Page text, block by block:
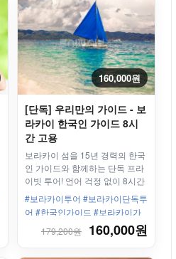
160,000원
[단독] 우리만의 가이드 - 보
라카이 한국인 가이드 8시
간 고용
보라카이 섬을 15년 경력의 한국
인 가이드와 함께하는 단독 프라
이빗 투어! 언어 걱정 없이 8시간
동안 자유롭게 일정을 즐겨보세
요.
#보라카이투어 #보라카이단독투
어 #한국인가이드 #보라카이가
이드 #보라카이8시간투어 #보라
카이자유여행 #보라카이추천 #
179,200원 160,000원